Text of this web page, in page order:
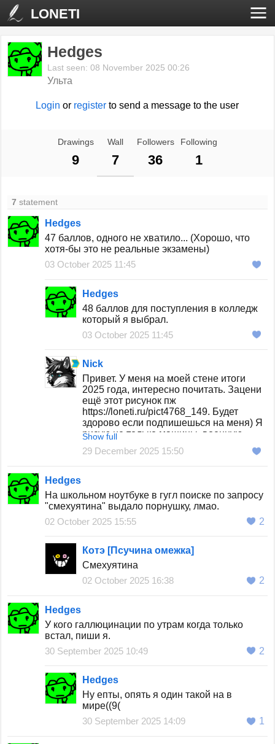
LONETI
Hedges
Last seen: 08 November 2025 00:26
Ульта
Login or register to send a message to the user
Drawings
9
Wall
7
Followers
36
Following
1
7 statement
Hedges
47 баллов, одного не хватило... (Хорошо, что
хотя-бы это не реальные экзамены)
03 October 2025 11:45
Hedges
48 баллов для поступления в колледж
который я выбрал.
03 October 2025 11:45
Nick
Привет. У меня на моей стене итоги
2025 года, интересно почитать. Зацени
ещё этот рисунок пж
https://loneti.ru/pict4768_149. Будет
здорово если подпишешься на меня) Я
рисую не только машины, военную
пони
Show full
29 December 2025 15:50
Hedges
На школьном ноутбуке в гугл поиске по запросу
"смехуятина" выдало порнушку, лмао.
02 October 2025 15:55
2
Котэ [Псучина омежка]
Смехуятина
02 October 2025 16:38
2
Hedges
У кого галлюцинации по утрам когда только
встал, пиши я.
30 September 2025 10:49
2
Hedges
Ну епты, опять я один такой на в
мире((9(
30 September 2025 14:09
1